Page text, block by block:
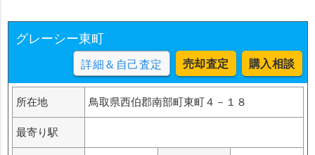
グレーシー東町
詳細＆自己査定 売却査定 購入相談
所在地 鳥取県西伯郡南部町東町４－１８
最寄り駅